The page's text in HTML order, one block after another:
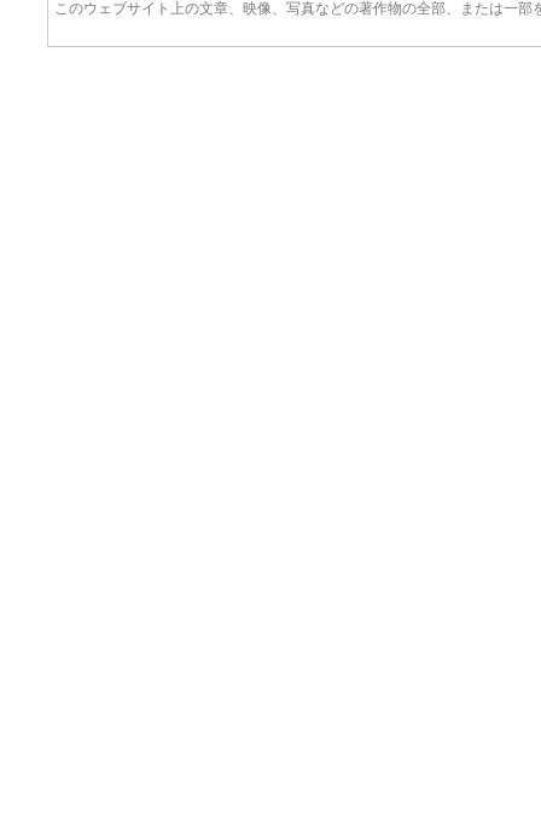
このウェブサイト上の文章、映像、写真などの著作物の全部、または一